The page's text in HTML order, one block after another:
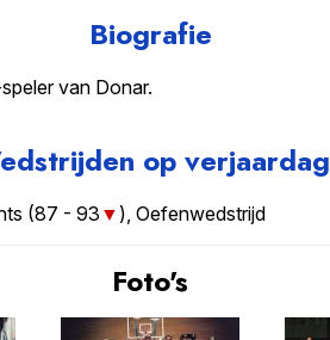
Biografie
van Donar.
op verjaardag
(87 - 93 ), Oefenwedstrijd
Foto's